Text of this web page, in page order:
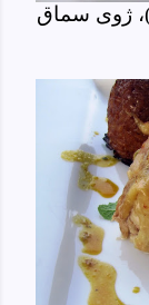
ژوی سماق